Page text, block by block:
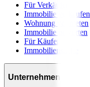
Für Verkäufer
Immobilie verkaufen
Wohnung vermieten
Immobilie bewerten
Für Käufer
Immobiliensuche
Unternehmen